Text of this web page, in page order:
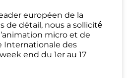
européen de la
de détail, nous a sollicité́
micro et de
Internationale des
end du 1er au 17